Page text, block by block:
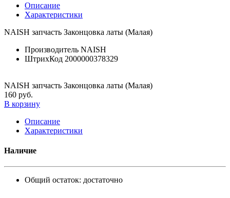
Описание
Характеристики
NAISH запчасть Законцовка латы (Малая)
Производитель NAISH
ШтрихКод 2000000378329
NAISH запчасть Законцовка латы (Малая)
160 руб.
В корзину
Описание
Характеристики
Наличие
Общий остаток: достаточно